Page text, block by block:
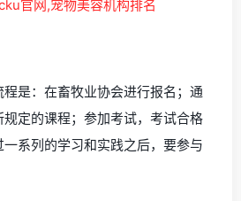
是：在畜牧业协会进行报名；通
定的课程；参加考试，考试合格
系列的学习和实践之后，要参与